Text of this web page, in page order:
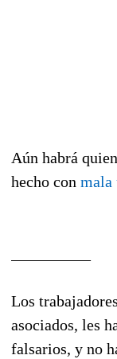
Aún habrá
hecho con mala
Los
asociados, les
falsarios, y no